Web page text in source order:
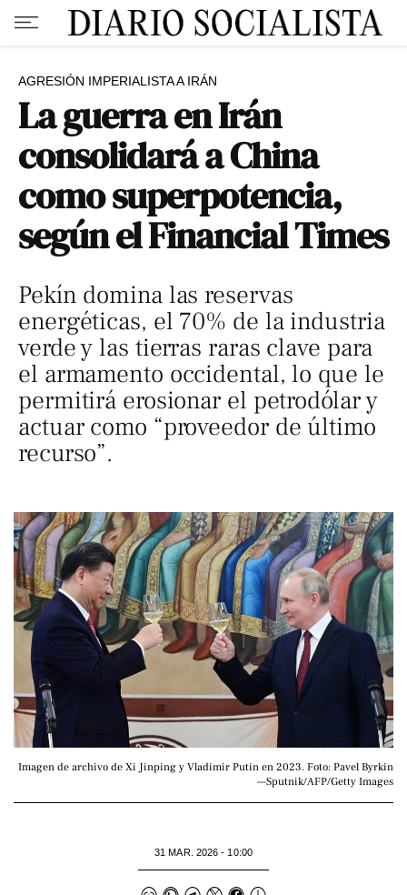
AGRESIÓN IMPERIALISTA A IRÁN
La guerra en Irán
consolidará a China
como superpotencia,
según el Financial Times
Pekín domina las reservas
energéticas, el 70% de la industria
verde y las tierras raras clave para
el armamento occidental, lo que le
permitirá erosionar el petrodólar y
actuar como “proveedor de último
recurso”.
Imagen de archivo de Xi Jinping y Vladimir Putin en 2023. Foto: Pavel Byrkin
—Sputnik/AFP/Getty Images
31 MAR. 2026 - 10:00